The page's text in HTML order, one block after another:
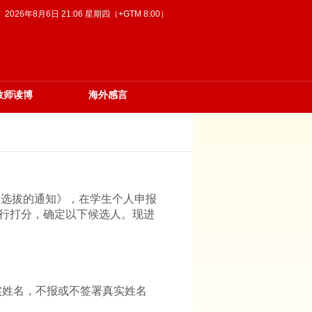
2026年8月6日 21:06 星期四（+GTM 8:00）
师读博 海外感言
拔的通知》，在学生个人申报
打分，确定以下候选人。现进
名，不报或不签署真实姓名